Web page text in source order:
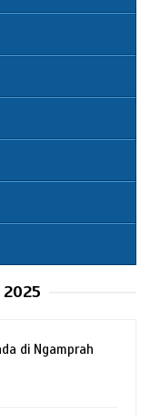
di Ngamprah